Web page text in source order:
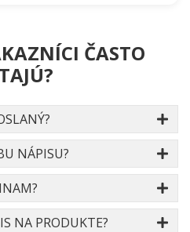
ČASTO
NÁPISU?
NA PRODUKTE?